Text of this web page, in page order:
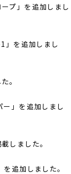
プ」を追加しまし
を追加しまし
。
」を追加しまし
しました。
追加しました。